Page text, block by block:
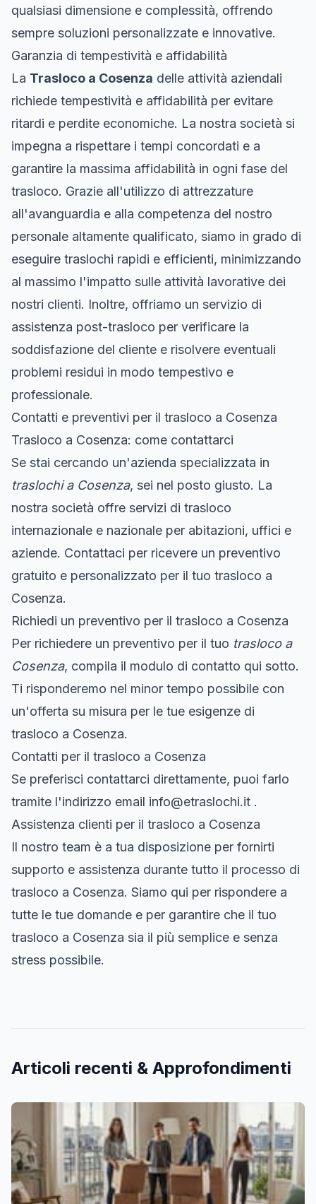
qualsiasi dimensione e complessità, offrendo
sempre soluzioni personalizzate e innovative.
Garanzia di tempestività e affidabilità
La Trasloco a Cosenza delle attività aziendali
richiede tempestività e affidabilità per evitare
ritardi e perdite economiche. La nostra società si
impegna a rispettare i tempi concordati e a
garantire la massima affidabilità in ogni fase del
trasloco. Grazie all'utilizzo di attrezzature
all'avanguardia e alla competenza del nostro
personale altamente qualificato, siamo in grado di
eseguire traslochi rapidi e efficienti, minimizzando
al massimo l'impatto sulle attività lavorative dei
nostri clienti. Inoltre, offriamo un servizio di
assistenza post-trasloco per verificare la
soddisfazione del cliente e risolvere eventuali
problemi residui in modo tempestivo e
professionale.
Contatti e preventivi per il trasloco a Cosenza
Trasloco a Cosenza: come contattarci
Se stai cercando un'azienda specializzata in
traslochi a Cosenza, sei nel posto giusto. La
nostra società offre servizi di trasloco
internazionale e nazionale per abitazioni, uffici e
aziende. Contattaci per ricevere un preventivo
gratuito e personalizzato per il tuo trasloco a
Cosenza.
Richiedi un preventivo per il trasloco a Cosenza
Per richiedere un preventivo per il tuo trasloco a
Cosenza, compila il modulo di contatto qui sotto.
Ti risponderemo nel minor tempo possibile con
un'offerta su misura per le tue esigenze di
trasloco a Cosenza.
Contatti per il trasloco a Cosenza
Se preferisci contattarci direttamente, puoi farlo
tramite l'indirizzo email info@etraslochi.it .
Assistenza clienti per il trasloco a Cosenza
Il nostro team è a tua disposizione per fornirti
supporto e assistenza durante tutto il processo di
trasloco a Cosenza. Siamo qui per rispondere a
tutte le tue domande e per garantire che il tuo
trasloco a Cosenza sia il più semplice e senza
stress possibile.
Articoli recenti & Approfondimenti